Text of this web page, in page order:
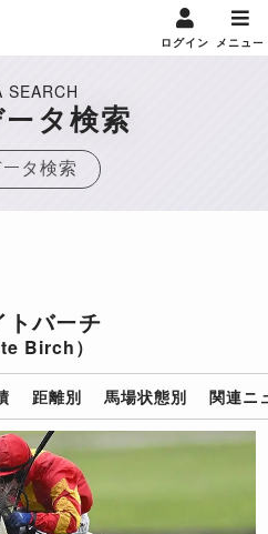
ログイン メニュー
SEARCH
タ検索
タ検索
トバーチ
Birch）
距離別 馬場状態別 関連ニ